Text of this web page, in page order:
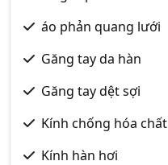
áo phản quang lưới
Găng tay da hàn
Găng tay dệt sợi
Kính chống hóa chất
Kính hàn hơi